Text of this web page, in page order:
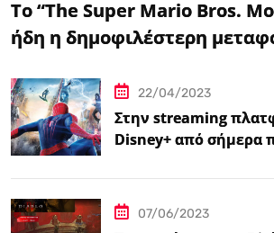
Το “The Super Mario Bros.
ήδη η δημοφιλέστερη
22/04/2023
Στην streaming
Disney+ από σήμερα
07/06/2023